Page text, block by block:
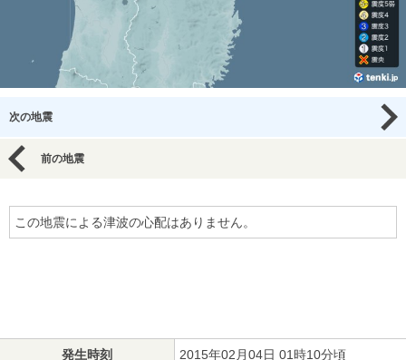
次の地震
前の地震
この地震による津波の心配はありません。
発生時刻 2015年02月04日 01時10分頃